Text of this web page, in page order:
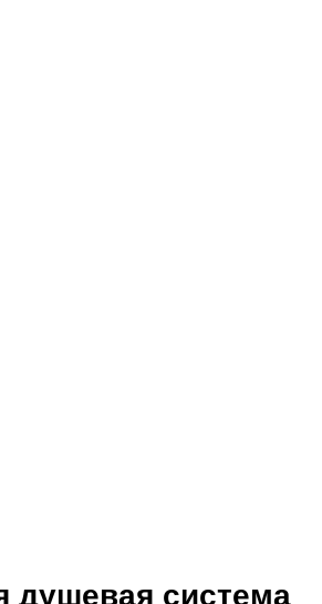
душевая система